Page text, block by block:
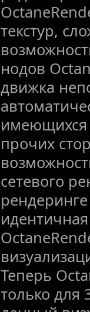
текстур,
нодов
движка
имеющихся
прочих
сетевого
Теперь
только для